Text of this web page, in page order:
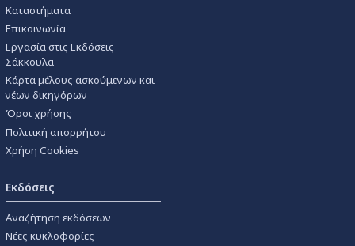
Καταστήματα
Επικοινωνία
Εργασία στις Εκδόσεις
Σάκκουλα
Κάρτα μέλους ασκούμενων και
νέων δικηγόρων
Όροι χρήσης
Πολιτική απορρήτου
Χρήση Cookies
Εκδόσεις
Αναζήτηση εκδόσεων
Νέες κυκλοφορίες